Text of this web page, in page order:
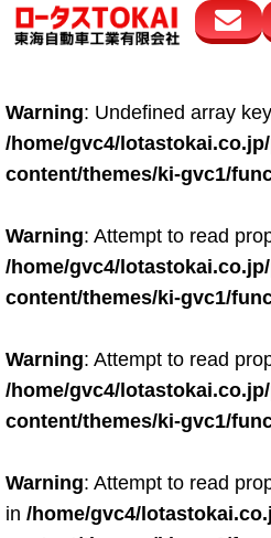
車販売
スマイル車検
鈑金・塗装
点検・整備
ロードサービス
レンタカー
Warning: Undefined array
/home/gvc4/
content/themes/ki-gvc1/
Warning: Attempt to read
/home/gvc4/
content/themes/ki-gvc1/
Warning: Attempt to read
/home/gvc4/
content/themes/ki-gvc1/
Warning: Attempt to read
in /home/gvc4/